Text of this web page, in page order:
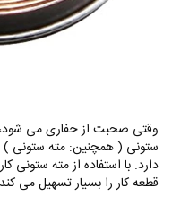
وقتی صحبت از حفاری می
ستونی ( همچنین: مته ستونی )
دارد. با استفاده از مته ستونی
قطعه کار را بسیار تسهیل می